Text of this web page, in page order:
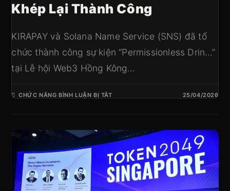
Khép Lại Thành Công
KIRAPAY và Solana Name Service (SNS) đã tổ
chức thành công sự kiện “Permissionless Drin…”
tại Lễ hội Web3 Hồng Kông…
CHỨC NĂNG BÌNH LUẬN BỊ TẮT 25/04/2026